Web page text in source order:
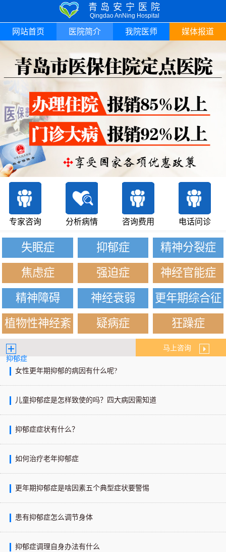
青岛安宁医院
Qingdao AnNing Hospital
网站首页 医院简介 我院医师 媒体报道
专家咨询 分析病情 咨询费用 电话问诊
失眠症 抑郁症
精神分裂症
焦虑症
强迫症
神经官能症
精神障碍
神经衰弱
更年期综合征
植物性神经紊
疑病症 狂躁症
抑郁症
马上咨询
女性更年期抑郁的病因有什么呢?
儿童抑郁症是怎样致使的吗？四大病因需知道
抑郁症症状有什么？
如何治疗老年抑郁症
更年期抑郁症是啥因素五个典型症状要警惕
患有抑郁症怎么调节身体
抑郁症调理自身办法有什么